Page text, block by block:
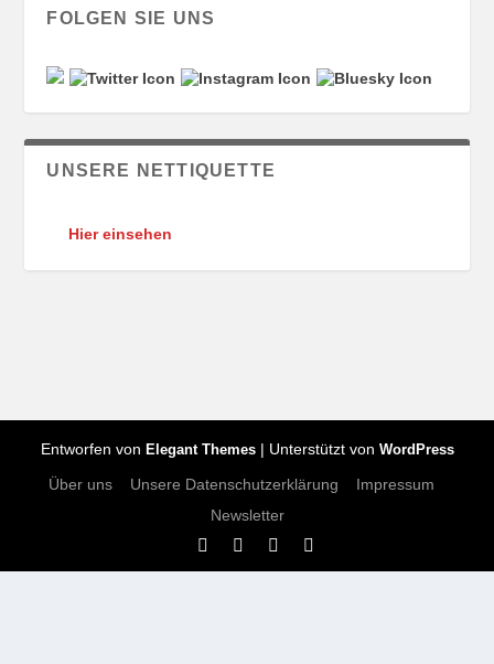
FOLGEN SIE UNS
UNSERE NETTIQUETTE
Hier einsehen
Entworfen von Elegant Themes| Unterstützt von WordPress
Über uns Unsere Datenschutzerklärung
Impressum
Newsletter